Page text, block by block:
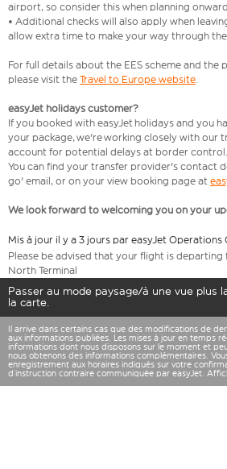
airport, so consider this when planning
• Additional checks will also apply when
allow extra time to make your way through
For full details about the EES scheme and
please visit the Travel to Europe website.
easyJet holidays customer?
If you booked with easyJet holidays and you
your package, we're working closely with our
account for potential delays at border control.
You can find your transfer provider's contact
go' email, or on your view booking page at
We look forward to welcoming you on your
Mis à jour il y a 3 jours par easyJet Operations
Please be advised that your flight is departing
North Terminal
Passer au mode paysage/à une vue plus
la carte.
Il arrive dans certains cas que des modifications de
aux informations publiées. Les mises à jour en temps
informations dont nous disposons sur le moment et
nous obtenons des informations complémentaires.
enregistrement aux horaires indiqués sur votre
d’instruction contraire communiquée par easyJet.